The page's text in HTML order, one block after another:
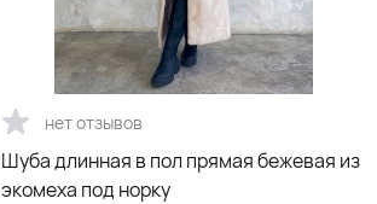
нет отзывов
Шуба длинная в пол прямая бежевая из
экомеха под норку